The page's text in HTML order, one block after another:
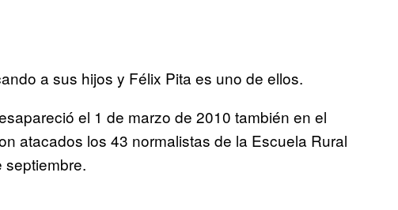
a sus hijos y Félix Pita es uno de ellos.
el 1 de marzo de 2010 también en el
atacados los 43 normalistas de la Escuela Rural